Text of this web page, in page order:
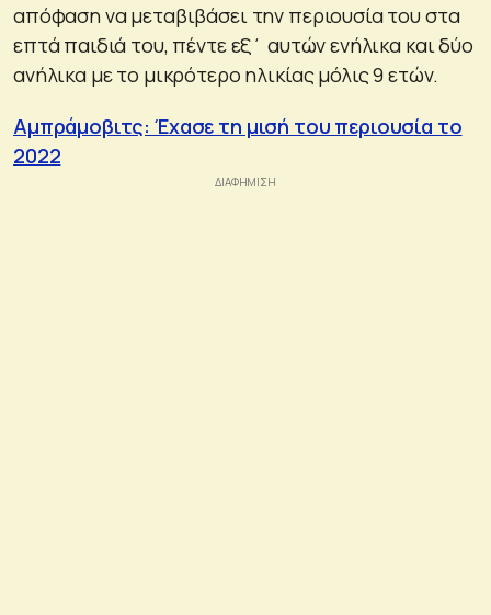
απόφαση να μεταβιβάσει την περιουσία του στα
επτά παιδιά του, πέντε εξ΄ αυτών ενήλικα και δύο
ανήλικα με το μικρότερο ηλικίας μόλις 9 ετών.
Αμπράμοβιτς: Έχασε τη μισή του περιουσία το
2022